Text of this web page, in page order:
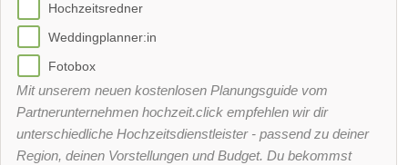
Hochzeitsredner
Weddingplanner:in
Fotobox
Mit unserem neuen kostenlosen Planungsguide vom
Partnerunternehmen hochzeit.click empfehlen wir dir
unterschiedliche Hochzeitsdienstleister - passend zu deiner
Region, deinen Vorstellungen und Budget. Du bekommst